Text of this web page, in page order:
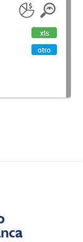
xls
otro